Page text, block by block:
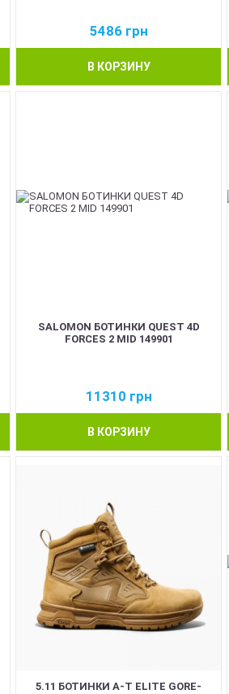
5486 грн
В КОРЗИНУ
SALOMON БОТИНКИ QUEST 4D
FORCES 2 MID 149901
11310 грн
В КОРЗИНУ
5.11 БОТИНКИ A-T ELITE GORE-